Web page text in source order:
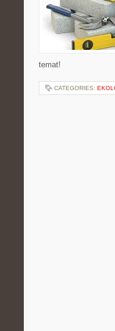
temat!
CATEGORIES: